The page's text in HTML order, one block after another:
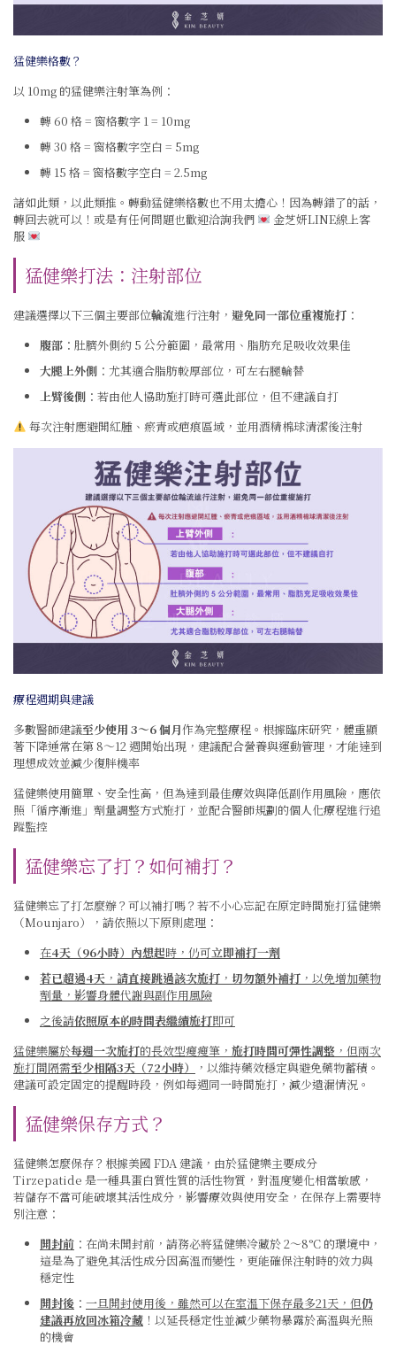
猛健樂格數？
以 10mg 的猛健樂注射筆為例：
轉 60 格 = 窗格數字 1 = 10mg
轉 30 格 = 窗格數字空白 = 5mg
轉 15 格 = 窗格數字空白 = 2.5mg
諸如此類，以此類推。轉動猛健樂格數也不用太擔心！因為轉錯了的話，
轉回去就可以！或是有任何問題也歡迎洽詢我們
金芝妍LINE線上客
服
猛健樂打法：注射部位
建議選擇以下三個主要部位輪流進行注射， 避免同一部位重複施打 ：
腹部 ：肚臍外側約 5 公分範圍，最常用、脂肪充足吸收效果佳
大腿上外側 ：尤其適合脂肪較厚部位，可左右腿輪替
上臂後側 ：若由他人協助施打時可選此部位，但不建議自打
每次注射應避開紅腫、瘀青或疤痕區域，並用酒精棉球清潔後注射
療程週期與建議
多數醫師建議至少使用 3～6 個月作為完整療程。根據臨床研究，體重顯
著下降通常在第 8～12 週開始出現，建議配合營養與運動管理，才能達到
理想成效並減少復胖機率
猛健樂使用簡單、安全性高，但為達到最佳療效與降低副作用風險，應依
照「循序漸進」劑量調整方式施打，並配合醫師規劃的個人化療程進行追
蹤監控
猛健樂忘了打？如何補打？
猛健樂忘了打怎麼辦？可以補打嗎？若不小心忘記在原定時間施打猛健樂
（Mounjaro），請依照以下原則處理：
在4天（96小時）內想起時，仍可立即補打一劑
若已超過4天 ， 請直接跳過該次施打 ， 切勿額外補打 ，以免增加藥物
劑量，影響身體代謝與副作用風險
之後請依照原本的時間表繼續施打即可
猛健樂屬於每週一次施打的長效型瘦瘦筆， 施打時間可彈性調整 ，但兩次
施打間隔需至少相隔3天（72小時）
，以維持藥效穩定與避免藥物蓄積。
建議可設定固定的提醒時段，例如每週同一時間施打，減少遺漏情況。
猛健樂保存方式？
猛健樂怎麼保存？根據美國 FDA 建議，由於猛健樂主要成分
Tirzepatide 是一種具蛋白質性質的活性物質，對溫度變化相當敏感，
若儲存不當可能破壞其活性成分，影響療效與使用安全，在保存上需要特
別注意：
開封前 ：在尚未開封前，請務必將猛健樂冷藏於 2～8°C 的環境中，
這是為了避免其活性成分因高溫而變性，更能確保注射時的效力與
穩定性
開封後 ： 一旦開封使用後，雖然可以在室溫下保存最多21天，但仍
建議再放回冰箱冷藏 ！以延長穩定性並減少藥物暴露於高溫與光照
的機會